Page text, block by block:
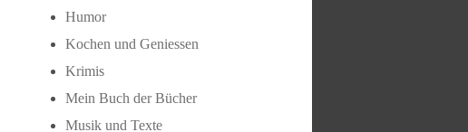
Humor
Kochen und Geniessen
Krimis
Mein Buch der Bücher
Musik und Texte